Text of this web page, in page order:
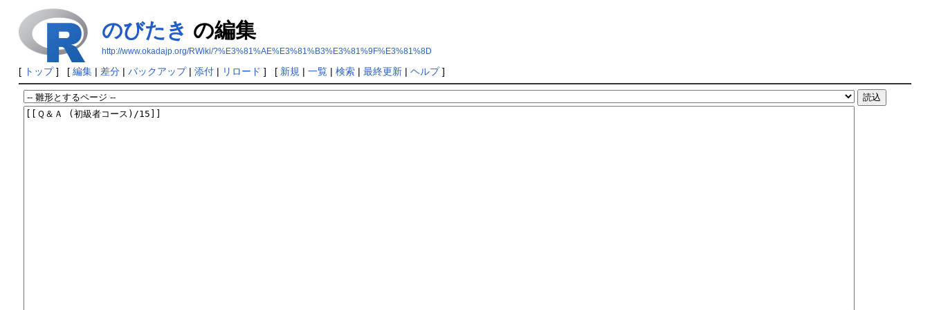
のびたき の編集
http://www.okadajp.org/RWiki/?%E3%81%AE%E3%81%B3%E3%81%9F%E3%81%8D
[ トップ] [ 編集| 差分| バックアップ| 添付| リロード ] [ 新規 | 一覧| 検索| 最終更新| ヘルプ]